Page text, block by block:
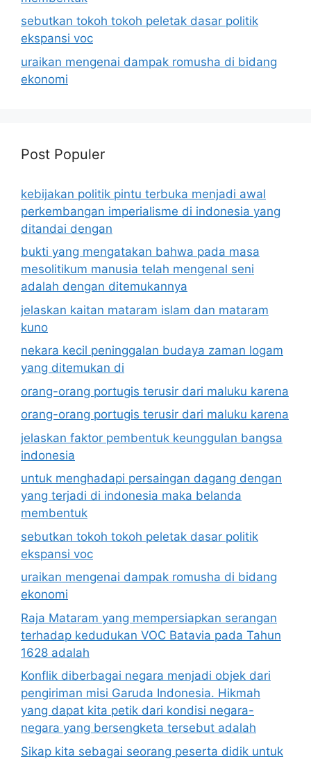
sebutkan tokoh tokoh peletak dasar politik
ekspansi voc
uraikan mengenai dampak romusha di bidang
ekonomi
Post Populer
kebijakan politik pintu terbuka menjadi awal
perkembangan imperialisme di indonesia yang
ditandai dengan
bukti yang mengatakan bahwa pada masa
mesolitikum manusia telah mengenal seni
adalah dengan ditemukannya
jelaskan kaitan mataram islam dan mataram
kuno
nekara kecil peninggalan budaya zaman logam
yang ditemukan di
orang-orang portugis terusir dari maluku karena
orang-orang portugis terusir dari maluku karena
jelaskan faktor pembentuk keunggulan bangsa
indonesia
untuk menghadapi persaingan dagang dengan
yang terjadi di indonesia maka belanda
membentuk
sebutkan tokoh tokoh peletak dasar politik
ekspansi voc
uraikan mengenai dampak romusha di bidang
ekonomi
Raja Mataram yang mempersiapkan serangan
terhadap kedudukan VOC Batavia pada Tahun
1628 adalah
Konflik diberbagai negara menjadi objek dari
pengiriman misi Garuda Indonesia. Hikmah
yang dapat kita petik dari kondisi negara-
negara yang bersengketa tersebut adalah
Sikap kita sebagai seorang peserta didik untuk